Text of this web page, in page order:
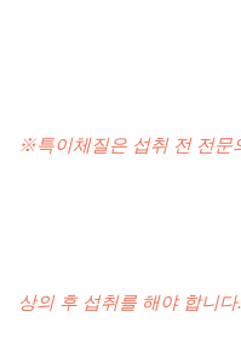
※특이체질은 섭취 전 전문
상의 후 섭취를 해야 합니다.